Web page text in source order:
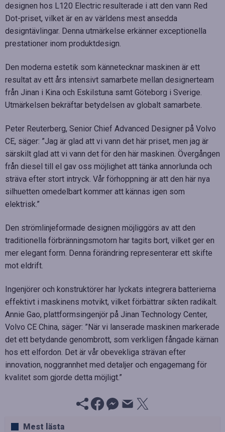
designen hos L120 Electric resulterade i att den vann Red
Dot-priset, vilket är en av världens mest ansedda
designtävlingar. Denna utmärkelse erkänner exceptionella
prestationer inom produktdesign.
Den moderna estetik som kännetecknar maskinen är ett
resultat av ett års intensivt samarbete mellan designerteam
från Jinan i Kina och Eskilstuna samt Göteborg i Sverige.
Utmärkelsen bekräftar betydelsen av globalt samarbete.
Peter Reuterberg, Senior Chief Advanced Designer på Volvo
CE, säger: ”Jag är glad att vi vann det här priset, men jag är
särskilt glad att vi vann det för den här maskinen. Övergången
från diesel till el gav oss möjlighet att tänka annorlunda och
sträva efter stort intryck. Vår förhoppning är att den här nya
silhuetten omedelbart kommer att kännas igen som
elektrisk.”
Den strömlinjeformade designen möjliggörs av att den
traditionella förbränningsmotorn har tagits bort, vilket ger en
mer elegant form. Denna förändring representerar ett skifte
mot eldrift.
Ingenjörer och konstruktörer har lyckats integrera batterierna
effektivt i maskinens motvikt, vilket förbättrar sikten radikalt.
Annie Gao, plattformsingenjör på Jinan Technology Center,
Volvo CE China, säger: ”När vi lanserade maskinen markerade
det ett betydande genombrott, som verkligen fångade kärnan
hos ett elfordon. Det är vår obevekliga strävan efter
innovation, noggrannhet med detaljer och engagemang för
kvalitet som gjorde detta möjligt.”
Mest lästa